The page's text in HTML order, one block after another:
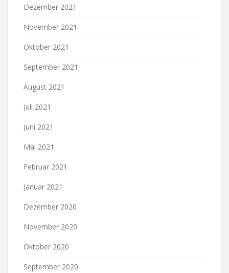
Dezember 2021
November 2021
Oktober 2021
September 2021
August 2021
Juli 2021
Juni 2021
Mai 2021
Februar 2021
Januar 2021
Dezember 2020
November 2020
Oktober 2020
September 2020